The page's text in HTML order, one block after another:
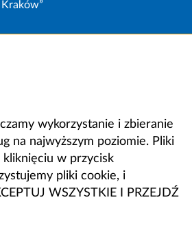
wykorzystanie i zbieranie
na najwyższym poziomie. Pliki
kliknięciu w przycisk
pliki cookie, i
WSZYSTKIE I PRZEJDŹ